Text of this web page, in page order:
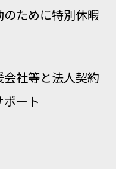
ために特別休暇
社等と法人契約
ート